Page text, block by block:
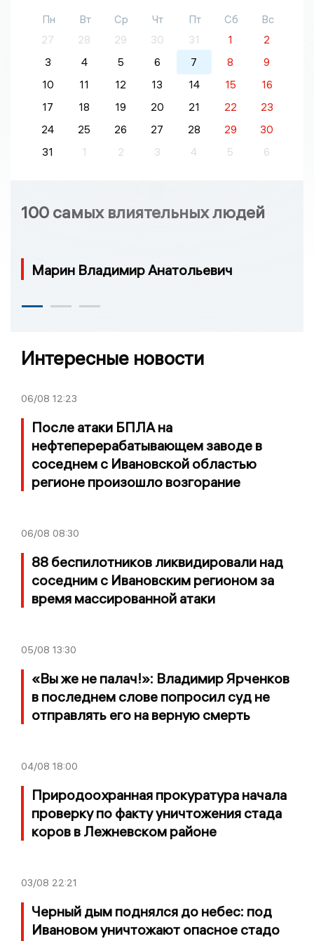
Пн Вт Ср Чт Пт Сб
Вс
27
28 29 30 31 1
2
3
4 5 6 7 8
9
10
11 12 13 14 15
16
17
18 19 20 21 22
23
24
25 26 27 28 29
30
31
1 2 3 4 5 6
100 самых влиятельных людей
Марин Владимир Анатольевич
Интересные новости
06/08 12:23
После атаки БПЛА на
нефтеперерабатывающем заводе в
соседнем с Ивановской областью
регионе произошло возгорание
06/08 08:30
88 беспилотников ликвидировали над
соседним с Ивановским регионом за
время массированной атаки
05/08 13:30
«Вы же не палач!»: Владимир Ярченков
в последнем слове попросил суд не
отправлять его на верную смерть
04/08 18:00
Природоохранная прокуратура начала
проверку по факту уничтожения стада
коров в Лежневском районе
03/08 22:21
Черный дым поднялся до небес: под
Ивановом уничтожают опасное стадо